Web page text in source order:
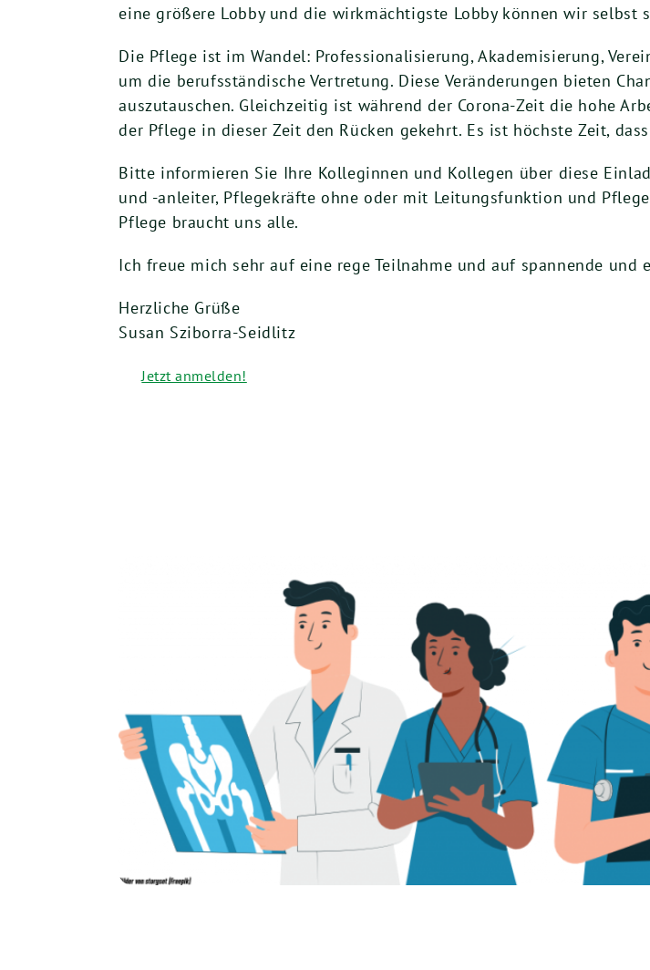
eine größere Lobby und die wirkmächtigste Lobby können wir selbst
Die Pflege ist im Wandel: Professionalisierung, Akademisierung,
um die berufsständische Vertretung. Diese Veränderungen bieten
auszutauschen. Gleichzeitig ist während der Corona-Zeit die hohe
der Pflege in dieser Zeit den Rücken gekehrt. Es ist höchste Zeit,
Bitte informieren Sie Ihre Kolleginnen und Kollegen über diese
und -anleiter, Pflegekräfte ohne oder mit Leitungsfunktion und
Pflege braucht uns alle.
Ich freue mich sehr auf eine rege Teilnahme und auf spannende und
Herzliche Grüße
Susan Sziborra-Seidlitz
Jetzt anmelden!